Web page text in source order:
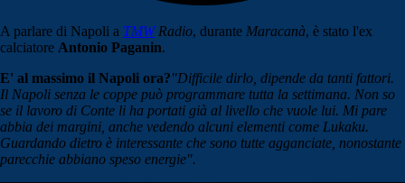
A parlare di Napoli a TMWRadio, durante Maracanà, è stato l'ex
calciatore Antonio Paganin.
E' al massimo il Napoli ora?"Difficile dirlo, dipende da tanti fattori.
Il Napoli senza le coppe può programmare tutta la settimana. Non so
se il lavoro di Conte li ha portati già al livello che vuole lui. Mi pare
abbia dei margini, anche vedendo alcuni elementi come Lukaku.
Guardando dietro è interessante che sono tutte agganciate, nonostante
parecchie abbiano speso energie".